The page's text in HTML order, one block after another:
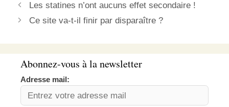
Les statines n’ont aucuns effet secondaire !
Ce site va-t-il finir par disparaître ?
Abonnez-vous à la newsletter
Adresse mail: